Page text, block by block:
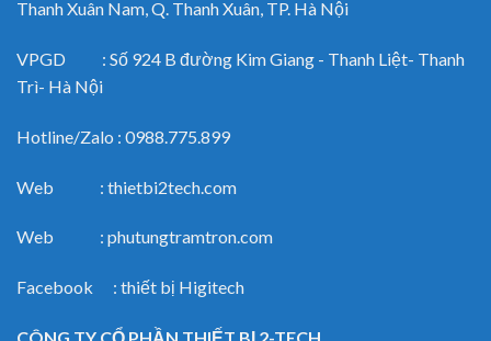
Thanh Xuân Nam, Q. Thanh Xuân, TP. Hà Nội
VPGD : Số 924 B đường Kim Giang - Thanh Liệt- Thanh
Trì- Hà Nội
Hotline/Zalo : 0988.775.899
Web : thietbi2tech.com
Web : phutungtramtron.com
Facebook : thiết bị Higitech